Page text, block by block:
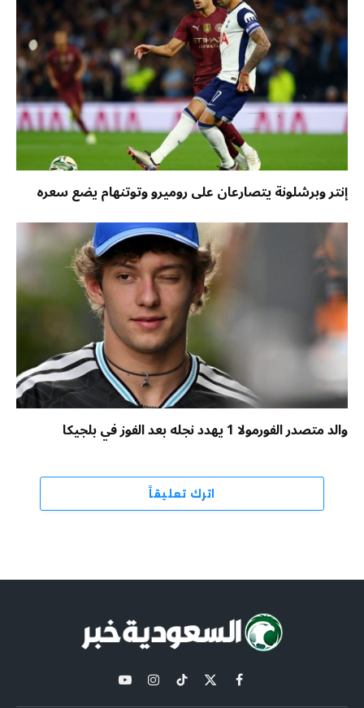
إنتر وبرشلونة يتصارعان على روميرو وتوتنهام يضع سعره
والد متصدر الفورمولا 1 يهدد نجله بعد الفوز في بلجيكا
اترك تعليقاً
فيسبوك
X تيكتوكالانستغراميوتيوب